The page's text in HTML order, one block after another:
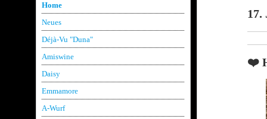
Home
Neues
Déjà-Vu "Duna"
Amiswine
Daisy
Emmamore
A-Wurf
17.
❤️